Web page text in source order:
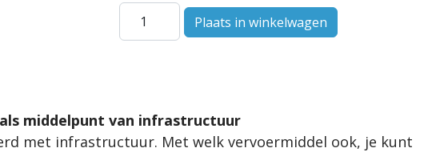
middelpunt van infrastructuur
met infrastructuur. Met welk vervoermiddel ook, je kunt